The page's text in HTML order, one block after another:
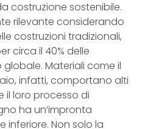
costruzione sostenibile.
rilevante considerando
costruzioni tradizionali,
circa il 40% delle
globale. Materiali come il
infatti, comportano alti
il loro processo di
ha un’impronta
Non solo la